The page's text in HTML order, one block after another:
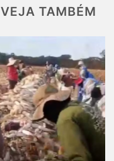
VEJA TAMBÉM